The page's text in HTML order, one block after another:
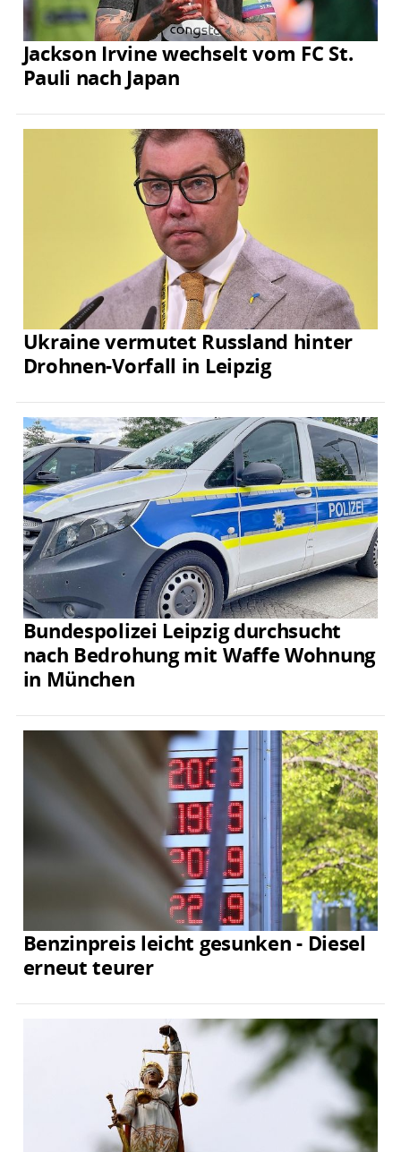
Jackson Irvine wechselt vom FC St.
Pauli nach Japan
Ukraine vermutet Russland hinter
Drohnen-Vorfall in Leipzig
Bundespolizei Leipzig durchsucht
nach Bedrohung mit Waffe Wohnung
in München
Benzinpreis leicht gesunken - Diesel
erneut teurer